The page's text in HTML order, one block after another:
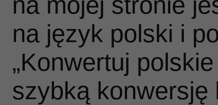
na język polski i
„Konwertuj
szybką konwersję